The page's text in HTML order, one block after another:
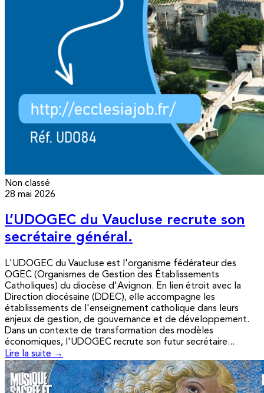
Non classé
28 mai 2026
L’UDOGEC du Vaucluse recrute son
secrétaire général.
L'UDOGEC du Vaucluse est l'organisme fédérateur des
OGEC (Organismes de Gestion des Établissements
Catholiques) du diocèse d'Avignon. En lien étroit avec la
Direction diocésaine (DDEC), elle accompagne les
établissements de l'enseignement catholique dans leurs
enjeux de gestion, de gouvernance et de développement.
Dans un contexte de transformation des modèles
économiques, l'UDOGEC recrute son futur secrétaire...
Lire la suite →